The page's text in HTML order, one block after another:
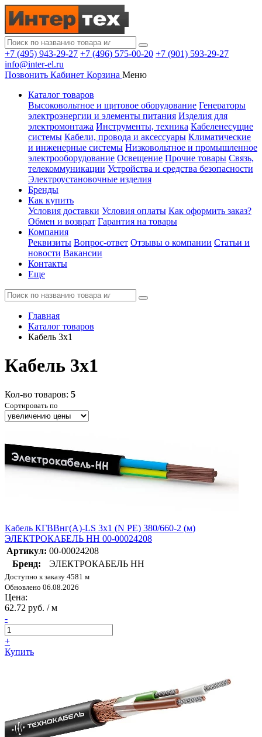
+7 (495) 943-29-27 +7 (496) 575-00-20 +7 (901) 593-29-27
info@inter-el.ru
Позвонить Кабинет Корзина Меню
Каталог товаров
Высоковольтное и щитовое оборудование Генераторы
электроэнергии и элементы питания Изделия для
электромонтажа Инструменты, техника Кабеленесущие
системы Кабели, провода и аксессуары Климатические
и инженерные системы Низковольтное и промышленное
электрооборудование Освещение Прочие товары Связь,
телекоммуникации Устройства и средства безопасности
Электроустановочные изделия
Бренды
Как купить
Условия доставки Условия оплаты Как оформить заказ?
Обмен и возврат Гарантия на товары
Компания
Реквизиты Вопрос-ответ Отзывы о компании Статьи и
новости Вакансии
Контакты
Еще
Главная
Каталог товаров
Кабель 3x1
Кабель 3x1
Кол-во товаров: 5
Сортировать по
Кабель КГВВнг(А)-LS 3х1 (N PE) 380/660-2 (м)
ЭЛЕКТРОКАБЕЛЬ НН 00-00024208
Артикул: 00-00024208
Бренд:
ЭЛЕКТРОКАБЕЛЬ НН
Доступно к заказу 4581 м
Обновлено 06.08.2026
Цена:
62.72 руб. / м
-
+
Купить